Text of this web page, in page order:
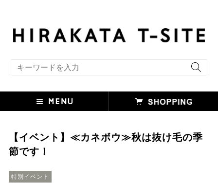
【イベント】≪カネボウ≫秋は抜け毛の季
節です！
特別イベント